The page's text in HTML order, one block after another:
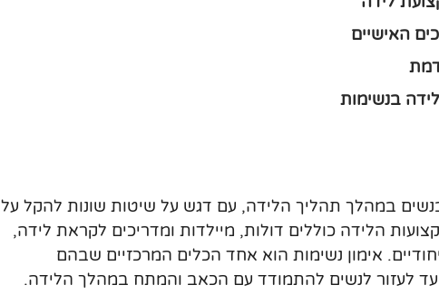
האישיים
בנשימות
במהלך תהליך הלידה, עם דגש על שיטות שונות להקל על
הלידה כוללים דולות, מיילדות ומדריכים לקראת לידה,
אימון נשימות הוא אחד הכלים המרכזיים שבהם
לעזור לנשים להתמודד עם הכאב והמתח במהלך הלידה.